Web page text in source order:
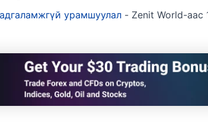
урамшуулал - Zenit World-аас